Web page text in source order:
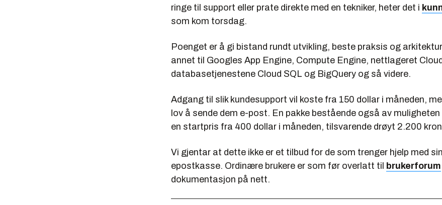
ringe til support eller prate direkte med en tekniker, heter det i
som kom torsdag.
Poenget er å gi bistand rundt utvikling, beste praksis og
annet til Googles App Engine, Compute Engine, nettlageret
databasetjenestene Cloud SQL og BigQuery og så videre.
Adgang til slik kundesupport vil koste fra 150 dollar i måneden,
lov å sende dem e-post. En pakke bestående også av
en startpris fra 400 dollar i måneden, tilsvarende drøyt 2.200
Vi gjentar at dette ikke er et tilbud for de som trenger hjelp med
epostkasse. Ordinære brukere er som før overlatt til brukerforum
dokumentasjon på nett.